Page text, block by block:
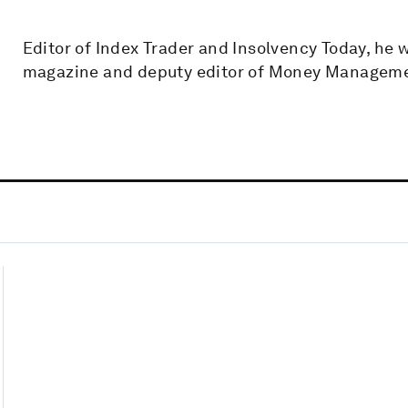
Editor of Index Trader and Insolvency Today,
magazine and deputy editor of Money